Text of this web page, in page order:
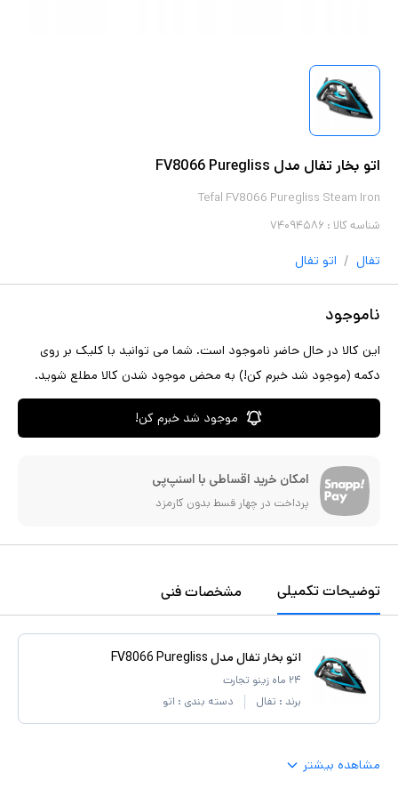
اتو بخار تفال مدل FV8066 Puregliss
Tefal FV8066 Puregliss Steam Iron
شناسه کالا : ۷۴۰۹۴۵۸۶
تفال / اتو تفال
ناموجود
این کالا در حال حاضر ناموجود است. شما می توانید با کلیک بر روی
دکمه (موجود شد خبرم کن!) به محض موجود شدن کالا مطلع شوید.
موجود شد خبرم کن!
امکان خرید اقساطی با اسنپ‌پی
پرداخت در چهار قسط بدون کارمزد
توضیحات تکمیلی مشخصات فنی
اتو بخار تفال مدل FV8066 Puregliss
۲۴ ماه زینو تجارت
برند : تفال دسته بندی : اتو
مشاهده بیشتر